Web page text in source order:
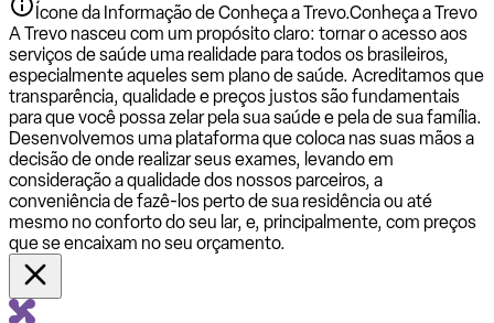
Ícone da Informação de Conheça a Trevo.Conheça a Trevo
A Trevo nasceu com um propósito claro: tornar o acesso aos
serviços de saúde uma realidade para todos os brasileiros,
especialmente aqueles sem plano de saúde. Acreditamos que
transparência, qualidade e preços justos são fundamentais
para que você possa zelar pela sua saúde e pela de sua família.
Desenvolvemos uma plataforma que coloca nas suas mãos a
decisão de onde realizar seus exames, levando em
consideração a qualidade dos nossos parceiros, a
conveniência de fazê-los perto de sua residência ou até
mesmo no conforto do seu lar, e, principalmente, com preços
que se encaixam no seu orçamento.